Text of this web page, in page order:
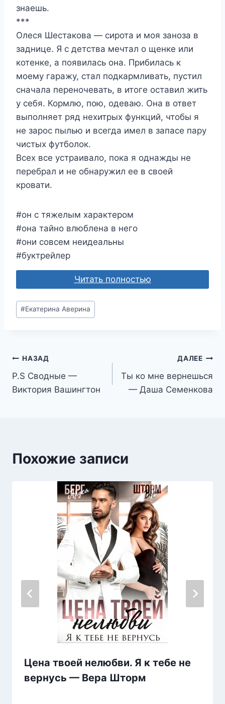
знаешь.
***
Олеся Шестакова — сирота и моя заноза в
заднице. Я с детства мечтал о щенке или
котенке, а появилась она. Прибилась к
моему гаражу, стал подкармливать, пустил
сначала переночевать, в итоге оставил жить
у себя. Кормлю, пою, одеваю. Она в ответ
выполняет ряд нехитрых функций, чтобы я
не зарос пылью и всегда имел в запасе пару
чистых футболок.
Всех все устраивало, пока я однажды не
перебрал и не обнаружил ее в своей
кровати.
#он с тяжелым характером
#она тайно влюблена в него
#они совсем неидеальны
#буктрейлер
Читать полностью
Метки
записи:
#Екатерина Аверина
Навигация
по
НАЗАД
P.S Сводные —
Виктория Вашингтон
ДАЛЕЕ
Ты ко мне вернешься
— Даша Семенкова
Похожие записи
Цена твоей нелюбви. Я к тебе не
вернусь — Вера Шторм